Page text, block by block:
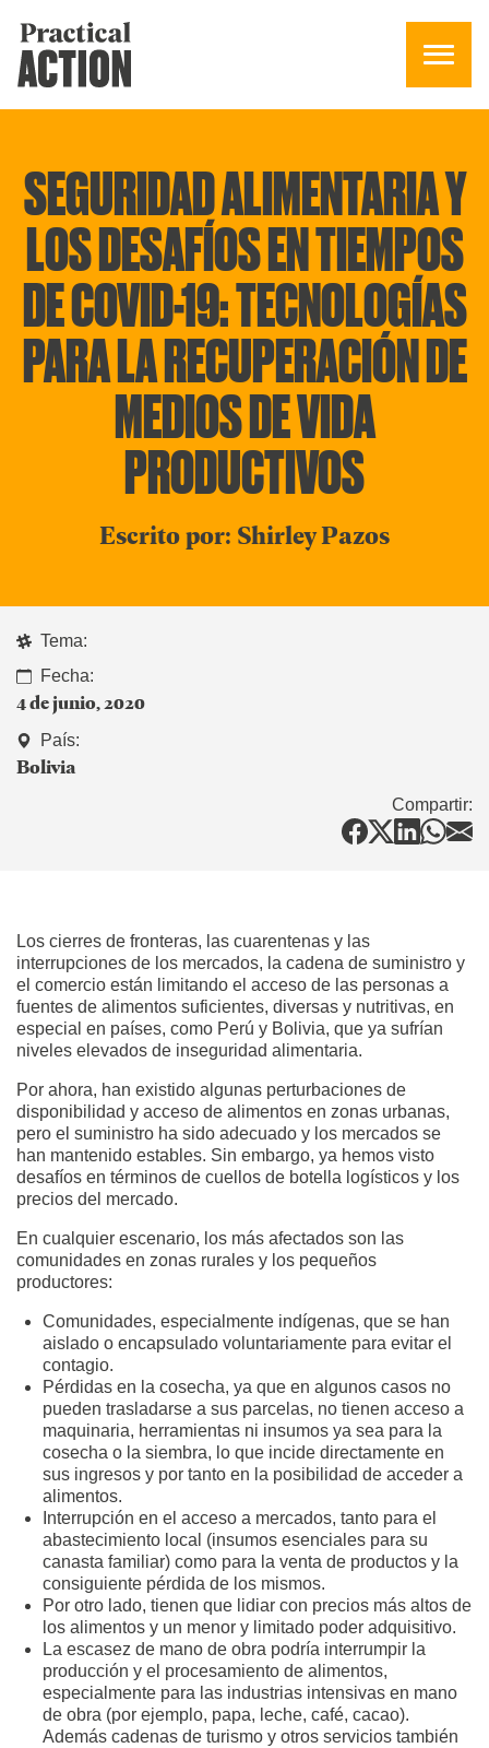
SEGURIDAD ALIMENTARIA Y
LOS DESAFÍOS EN TIEMPOS
DE COVID-19: TECNOLOGÍAS
PARA LA RECUPERACIÓN DE
MEDIOS DE VIDA
PRODUCTIVOS
Escrito por: Shirley Pazos
Tema:
Fecha:
4 de junio, 2020
País:
Bolivia
Compartir:
Los cierres de fronteras, las cuarentenas y las
interrupciones de los mercados, la cadena de suministro y
el comercio están limitando el acceso de las personas a
fuentes de alimentos suficientes, diversas y nutritivas, en
especial en países, como Perú y Bolivia, que ya sufrían
niveles elevados de inseguridad alimentaria.
Por ahora, han existido algunas perturbaciones de
disponibilidad y acceso de alimentos en zonas urbanas,
pero el suministro ha sido adecuado y los mercados se
han mantenido estables. Sin embargo, ya hemos visto
desafíos en términos de cuellos de botella logísticos y los
precios del mercado.
En cualquier escenario, los más afectados son las
comunidades en zonas rurales y los pequeños
productores:
Comunidades, especialmente indígenas, que se han
aislado o encapsulado voluntariamente para evitar el
contagio.
Pérdidas en la cosecha, ya que en algunos casos no
pueden trasladarse a sus parcelas, no tienen acceso a
maquinaria, herramientas ni insumos ya sea para la
cosecha o la siembra, lo que incide directamente en
sus ingresos y por tanto en la posibilidad de acceder a
alimentos.
Interrupción en el acceso a mercados, tanto para el
abastecimiento local (insumos esenciales para su
canasta familiar) como para la venta de productos y la
consiguiente pérdida de los mismos.
Por otro lado, tienen que lidiar con precios más altos de
los alimentos y un menor y limitado poder adquisitivo.
La escasez de mano de obra podría interrumpir la
producción y el procesamiento de alimentos,
especialmente para las industrias intensivas en mano
de obra (por ejemplo, papa, leche, café, cacao).
Además cadenas de turismo y otros servicios también